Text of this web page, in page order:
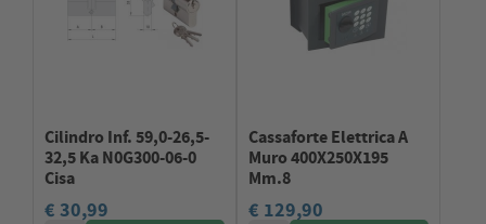
Cilindro Inf. 59,0-26,5-
32,5 Ka N0G300-06-0
Cisa
€ 30,99
Cassaforte Elettrica A
Muro 400X250X195
Mm.8
€ 129,90